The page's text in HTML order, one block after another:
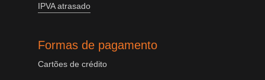
IPVA atrasado
Formas de pagamento
Cartões de crédito